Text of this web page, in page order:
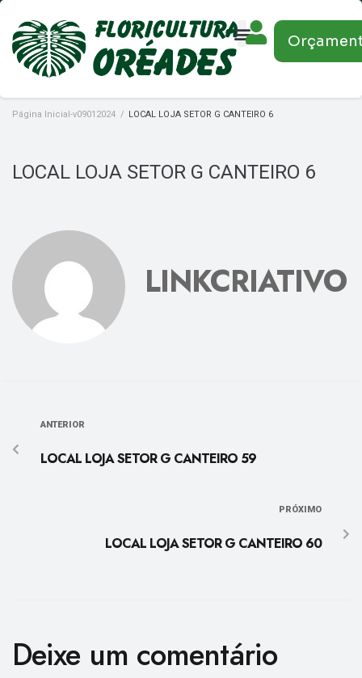
Página Inicial-v09012024 / LOCAL LOJA SETOR G CANTEIRO 6
LOCAL LOJA SETOR G CANTEIRO 6
LINKCRIATIVO
ANTERIOR
LOCAL LOJA SETOR G CANTEIRO 59
PRÓXIMO
LOCAL LOJA SETOR G CANTEIRO 60
Deixe um comentário